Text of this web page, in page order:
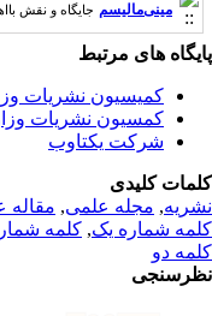
مینی‌مالیسم جایگاه و نقش
های مرتبط
کمیسیون نشریات
کمسیون نشریات
شرکت یکتاوب
کلیدی
,مجله علمی, مقاله
شماره یک,کلمه
دو